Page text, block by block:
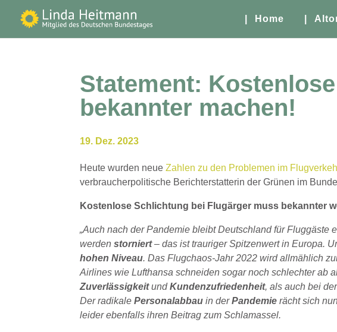
| Home |
Statement:
bekannter machen!
19. Dez. 2023
Heute wurden neueZahlen zu den Problemen im
verbraucherpolitische Berichterstatterin der Grünen im
Kostenlose Schlichtung bei Flugärger muss bekannter
„Auch nach der Pandemie bleibt Deutschland für Fluggäste
werdenstorniert– das ist trauriger Spitzenwert in Europa.
hohen Niveau. Das Flugchaos-Jahr 2022 wird allmählich
Airlines wie Lufthansa schneiden sogar noch schlechter ab
ZuverlässigkeitundKundenzufriedenheit, als auch bei
Der radikalePersonalabbauin derPandemierächt sich
leider ebenfalls ihren Beitrag zum Schlamassel.